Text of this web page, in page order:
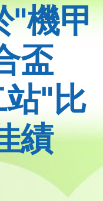
"機甲
盃
"比
績